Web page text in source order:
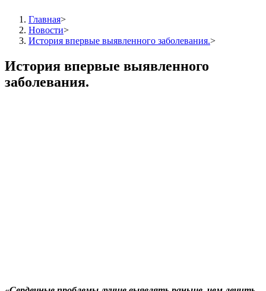
Главная>
Новости>
История впервые выявленного заболевания.>
История впервые выявленного
заболевания.